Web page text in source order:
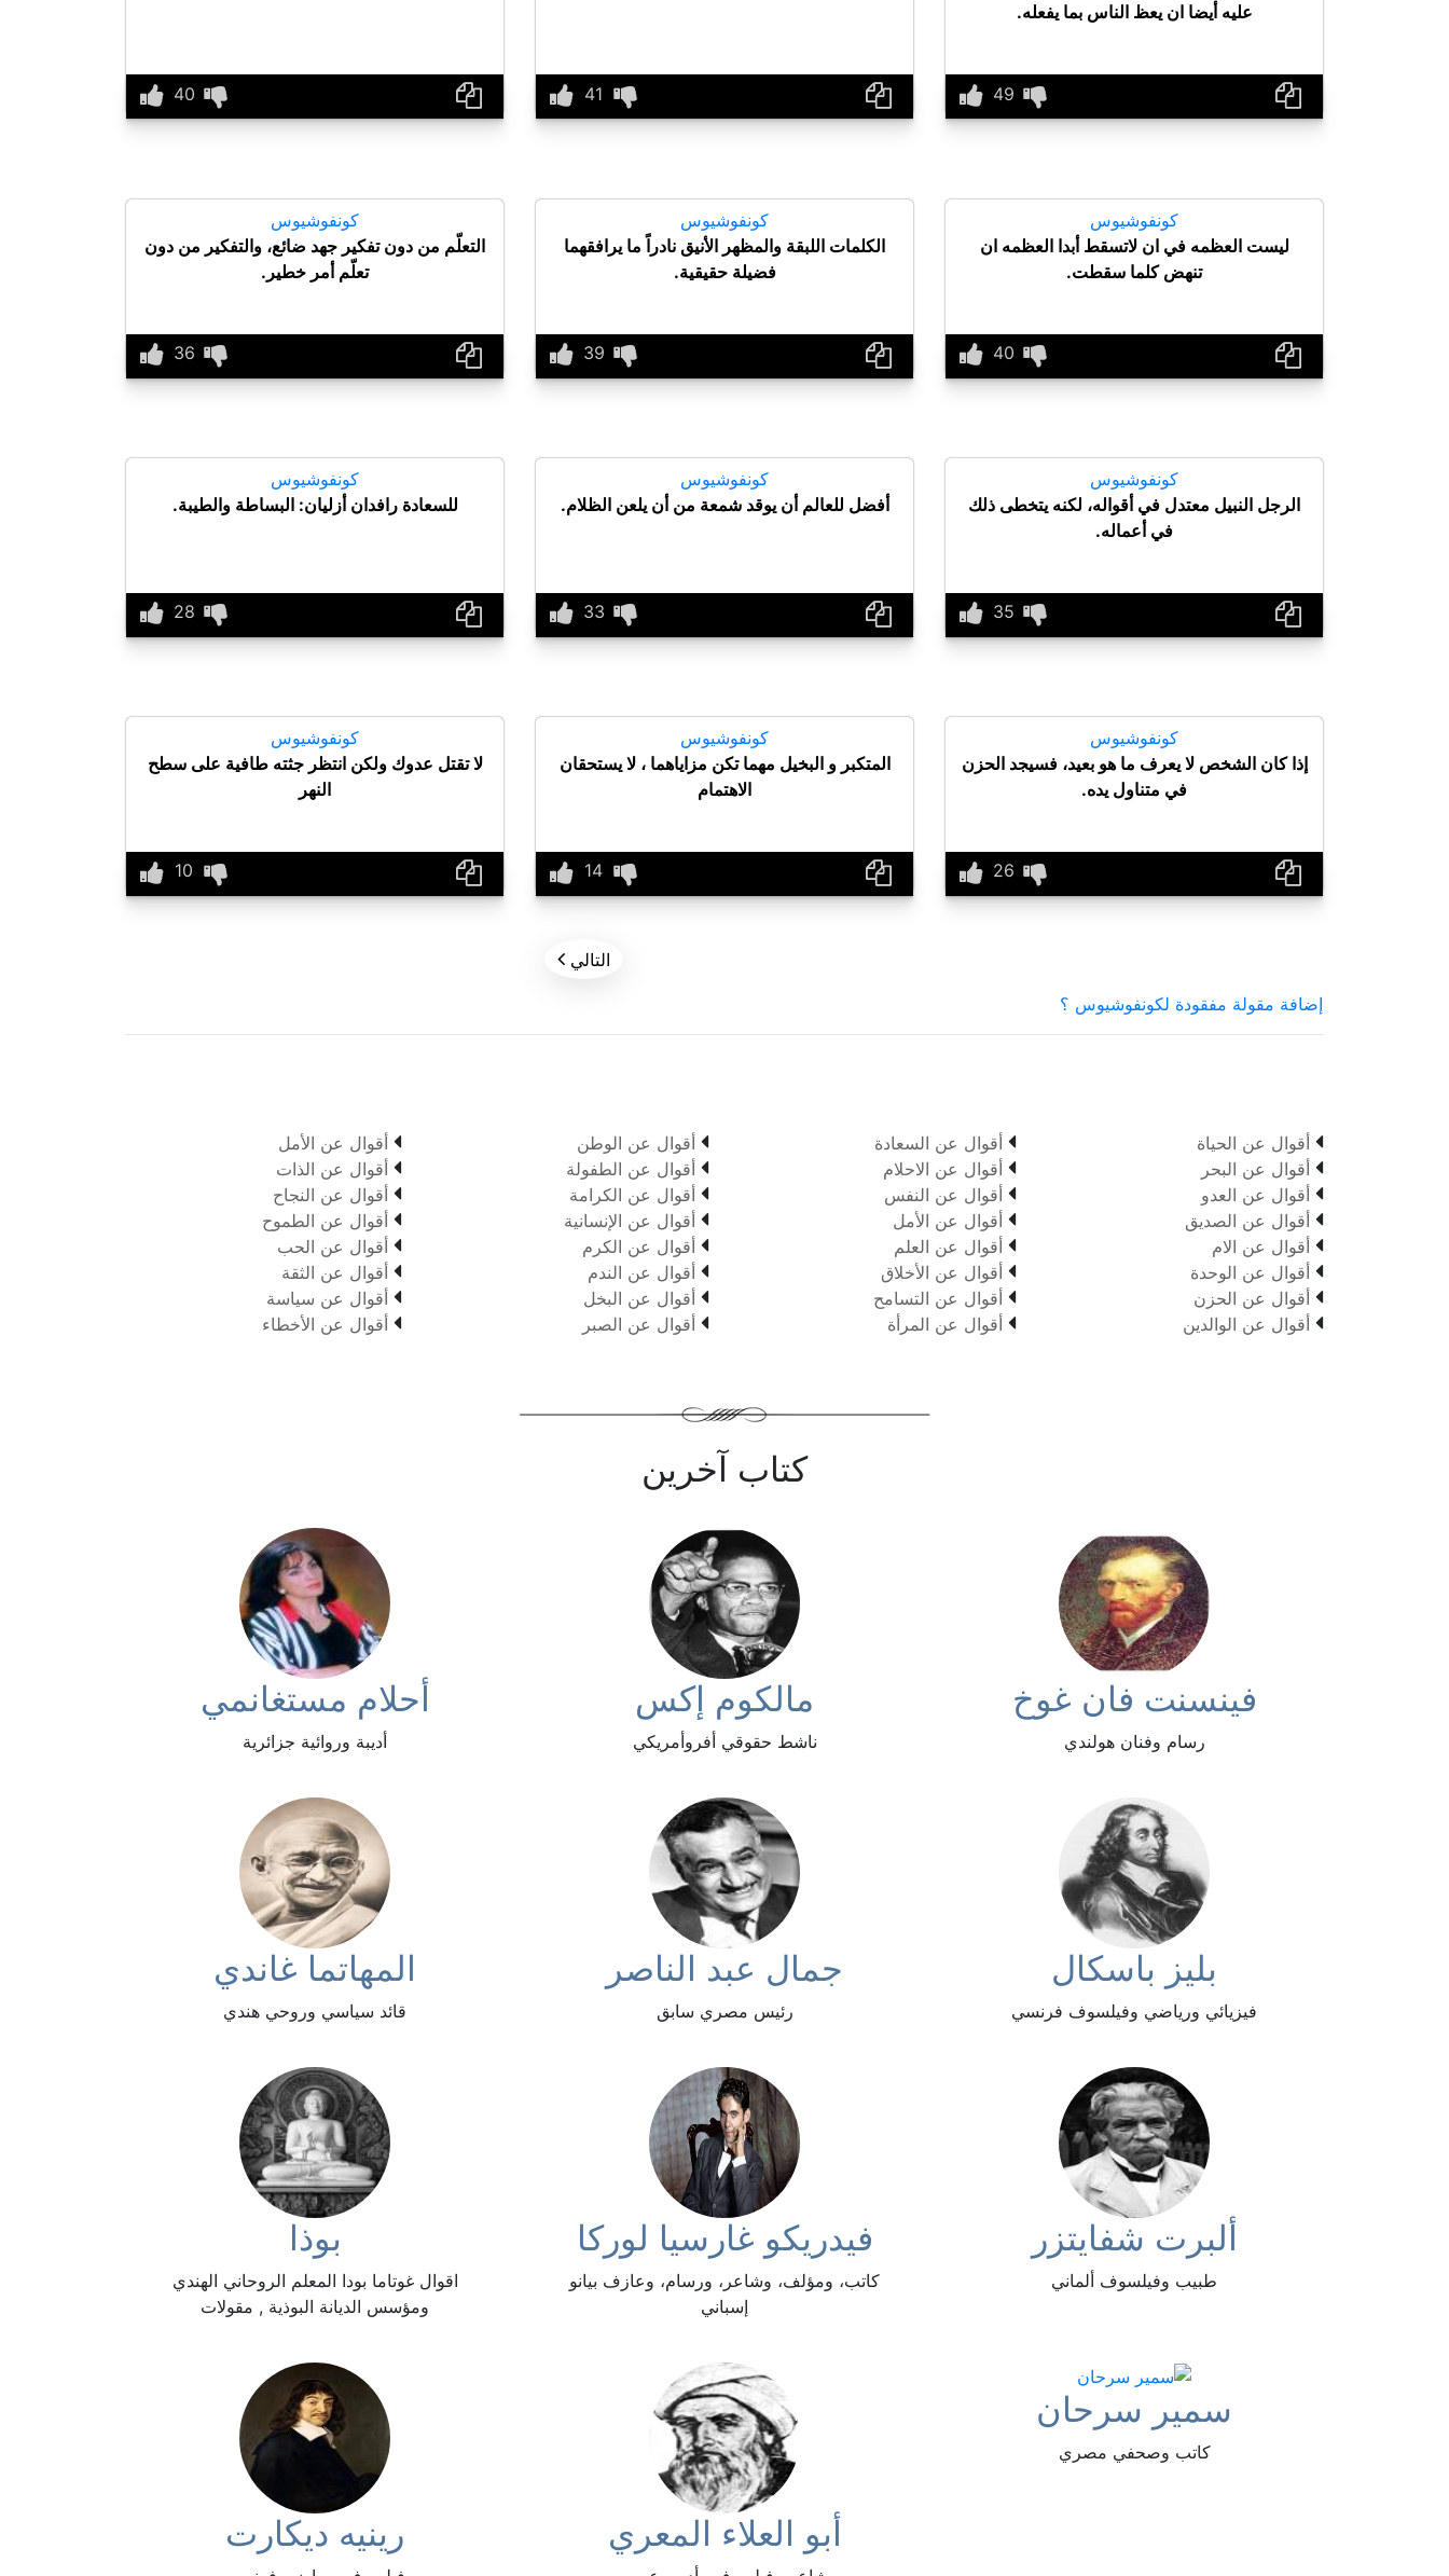
عليه أيضا ان يعظ الناس بما يفعله.
كونفوشيوس
ليست العظمه في ان لاتسقط أبدا العظمه ان
تنهض كلما سقطت.
كونفوشيوس
الكلمات اللبقة والمظهر الأنيق نادراً ما يرافقهما
فضيلة حقيقية.
كونفوشيوس
التعلّم من دون تفكير جهد ضائع، والتفكير من دون
تعلّم أمر خطير.
كونفوشيوس
الرجل النبيل معتدل في أقواله، لكنه يتخطى ذلك
في أعماله.
كونفوشيوس
أفضل للعالم أن يوقد شمعة من أن يلعن الظلام.
كونفوشيوس
للسعادة رافدان أزليان: البساطة والطيبة.
كونفوشيوس
إذا كان الشخص لا يعرف ما هو بعيد، فسيجد الحزن
في متناول يده.
كونفوشيوس
المتكبر و البخيل مهما تكن مزاياهما ، لا يستحقان
الاهتمام
كونفوشيوس
لا تقتل عدوك ولكن انتظر جثته طافية على سطح
النهر
التالي
إضافة مقولة مفقودة لكونفوشيوس ؟
 أقوال عن الحياة
 أقوال عن البحر
 أقوال عن العدو
 أقوال عن الصديق
 أقوال عن الام
 أقوال عن الوحدة
 أقوال عن الحزن
 أقوال عن الوالدين
 أقوال عن السعادة
 أقوال عن الاحلام
 أقوال عن النفس
 أقوال عن الأمل
 أقوال عن العلم
 أقوال عن الأخلاق
 أقوال عن التسامح
 أقوال عن المرأة
 أقوال عن الوطن
 أقوال عن الطفولة
 أقوال عن الكرامة
 أقوال عن الإنسانية
 أقوال عن الكرم
 أقوال عن الندم
 أقوال عن البخل
 أقوال عن الصبر
 أقوال عن الأمل
 أقوال عن الذات
 أقوال عن النجاح
 أقوال عن الطموح
 أقوال عن الحب
 أقوال عن الثقة
 أقوال عن سياسة
 أقوال عن الأخطاء
كتاب آخرين
فينسنت فان غوخ
رسام وفنان هولندي
مالكوم إكس
ناشط حقوقي أفروأمريكي
أحلام مستغانمي
أديبة وروائية جزائرية
بليز باسكال
فيزيائي ورياضي وفيلسوف فرنسي
جمال عبد الناصر
رئيس مصري سابق
المهاتما غاندي
قائد سياسي وروحي هندي
ألبرت شفايتزر
طبيب وفيلسوف ألماني
فيدريكو غارسيا لوركا
كاتب، ومؤلف، وشاعر، ورسام، وعازف بيانو
إسباني
بوذا
اقوال غوتاما بودا المعلم الروحاني الهندي
ومؤسس الديانة البوذية , مقولات
سمير سرحان
كاتب وصحفي مصري
أبو العلاء المعري رينيه ديكارت